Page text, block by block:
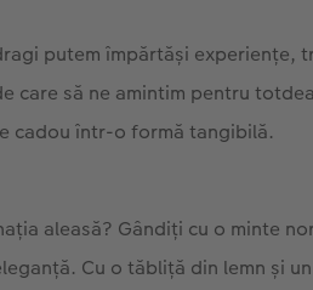
putem împărtăși experiențe,
care să ne amintim pentru
cadou într-o formă tangibilă.
aleasă? Gândiți cu o minte
Cu o tăbliță din lemn și